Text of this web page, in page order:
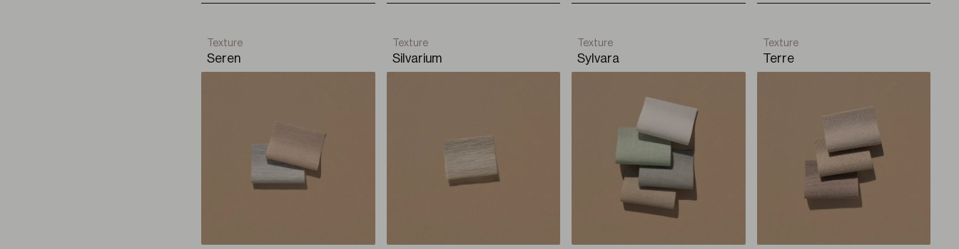
Texture
Seren
Texture
Silvarium
Texture
Sylvara
Texture
Terre